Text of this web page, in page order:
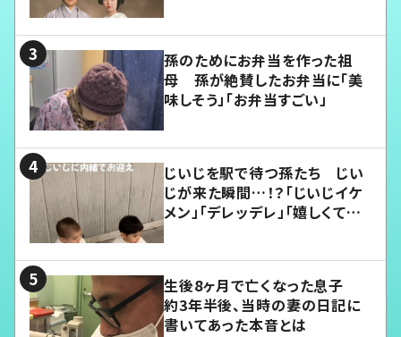
孫のためにお弁当を作った祖
母 孫が絶賛したお弁当に「美
味しそう」「お弁当すごい」
じいじを駅で待つ孫たち じい
じが来た瞬間…！？「じいじイケ
メン」「デレッデレ」「嬉しくて可
生後8ヶ月で亡くなった息子
約3年半後、当時の妻の日記に
書いてあった本音とは